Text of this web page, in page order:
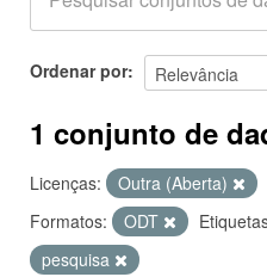
Sobre
Ordenar por
1 conjunto de
Licenças: Outra (Aberta)
Formatos:
ODT
pesquisa